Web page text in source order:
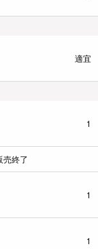
適宜
1
終了
1
1